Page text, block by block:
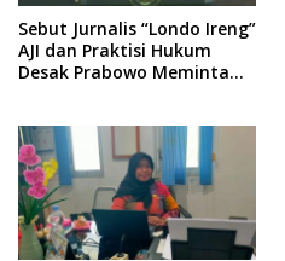
Sebut Jurnalis “Londo Ireng”
AJI dan Praktisi Hukum
Desak Prabowo Meminta